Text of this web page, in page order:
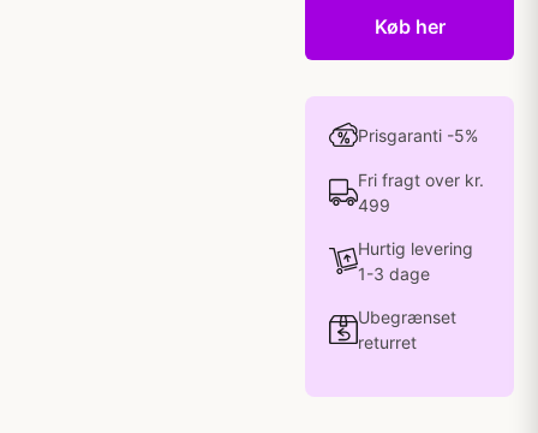
Køb her
Prisgaranti -5%
Fri fragt over kr.
499
Hurtig levering
1-3 dage
Ubegrænset
returret